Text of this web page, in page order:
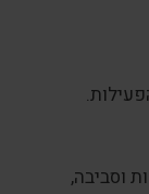
וסביבה,